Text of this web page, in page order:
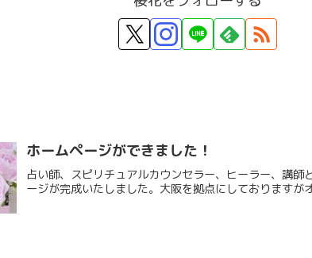
ホームページができました！
占い師、スピリチュアルカウンセラー、ヒーラー、講師
ージが完成いたしました。大阪を拠点にしておりますが